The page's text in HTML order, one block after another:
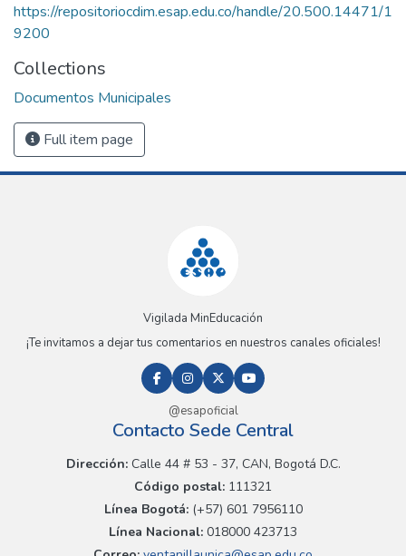
https://repositoriocdim.esap.edu.co/handle/20.500.14471/1
9200
Collections
Documentos Municipales
Full item page
Vigilada MinEducación
¡Te invitamos a dejar tus comentarios en nuestros canales oficiales!
@esapoficial
Contacto Sede Central
Dirección:Calle 44 # 53 - 37, CAN, Bogotá D.C.
Código postal: 111321
Línea Bogotá:(+57) 601 7956110
Línea Nacional: 018000 423713